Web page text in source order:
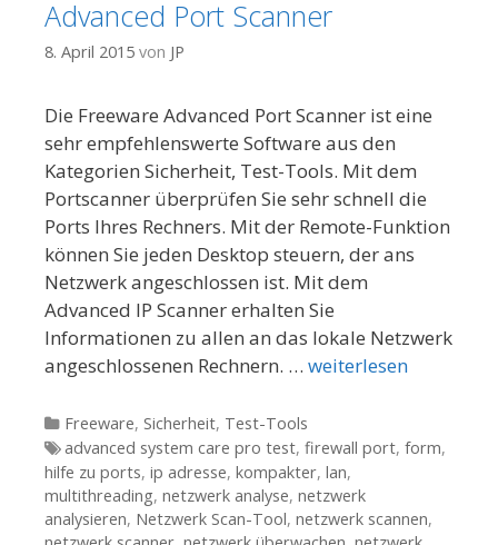
Advanced Port Scanner
8. April 2015 von JP
Die Freeware Advanced Port Scanner ist eine
sehr empfehlenswerte Software aus den
Kategorien Sicherheit, Test-Tools. Mit dem
Portscanner überprüfen Sie sehr schnell die
Ports Ihres Rechners. Mit der Remote-Funktion
können Sie jeden Desktop steuern, der ans
Netzwerk angeschlossen ist. Mit dem
Advanced IP Scanner erhalten Sie
Informationen zu allen an das lokale Netzwerk
angeschlossenen Rechnern. … weiterlesen
Kategorien
Freeware, Sicherheit, Test-Tools
Tags
advanced system care pro test, firewall port, form,
hilfe zu ports, ip adresse, kompakter, lan,
multithreading, netzwerk analyse, netzwerk
analysieren, Netzwerk Scan-Tool, netzwerk scannen,